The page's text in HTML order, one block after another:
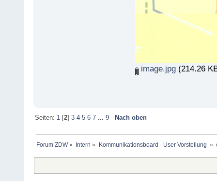
image.jpg (214.26
Seiten: 1 [2] 3 4 5 6 7 ... 9 Nach oben
Forum ZDW» Intern » Kommunikationsboard - User Vorstellung »